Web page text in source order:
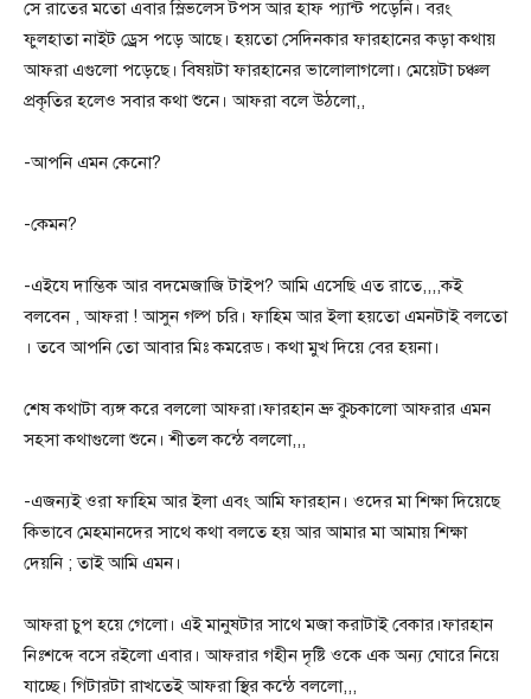
সে রাতের মতো এবার স্লিভলেস টপস আর হাফ প্যান্ট পড়েনি। বরং
ফুলহাতা নাইট ড্রেস পড়ে আছে। হয়তো সেদিনকার ফারহানের কড়া কথায়
আফরা এগুলো পড়েছে। বিষয়টা ফারহানের ভালোলাগলো। মেয়েটা চঞ্চল
প্রকৃতির হলেও সবার কথা শুনে। আফরা বলে উঠলো,,
-আপনি এমন কেনো?
-কেমন?
-এইযে দাম্ভিক আর বদমেজাজি টাইপ? আমি এসেছি এত রাতে,,,,কই
বলবেন , আফরা ! আসুন গল্প চরি। ফাহিম আর ইলা হয়তো এমনটাই বলতো
। তবে আপনি তো আবার মিঃ কমরেড। কথা মুখ দিয়ে বের হয়না।
শেষ কথাটা ব্যঙ্গ করে বললো আফরা।ফারহান ভ্রু কুচকালো আফরার এমন
সহসা কথাগুলো শুনে। শীতল কন্ঠে বললো,,,
-এজন্যই ওরা ফাহিম আর ইলা এবং আমি ফারহান। ওদের মা শিক্ষা দিয়েছে
কিভাবে মেহমানদের সাথে কথা বলতে হয় আর আমার মা আমায় শিক্ষা
দেয়নি ; তাই আমি এমন।
আফরা চুপ হয়ে গেলো। এই মানুষটার সাথে মজা করাটাই বেকার।ফারহান
নিঃশব্দে বসে রইলো এবার। আফরার গহীন দৃষ্টি ওকে এক অন্য ঘোরে নিয়ে
যাচ্ছে। গিটারটা রাখতেই আফরা স্থির কন্ঠে বললো,,,